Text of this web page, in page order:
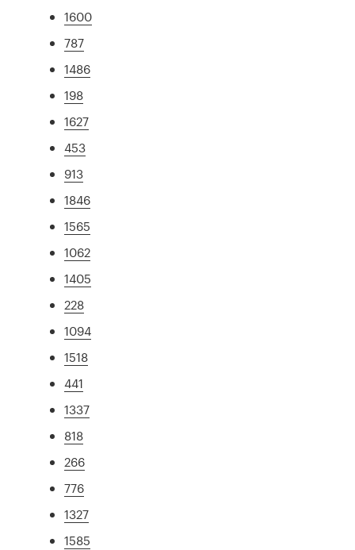
1600
787
1486
198
1627
453
913
1846
1565
1062
1405
228
1094
1518
441
1337
818
266
776
1327
1585